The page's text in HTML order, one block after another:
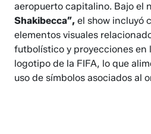
aeropuerto capitalino. Bajo el
Shakibecca”,el show incluyó
elementos visuales
futbolístico y proyecciones en
logotipo de la FIFA, lo que
uso de símbolos asociados al